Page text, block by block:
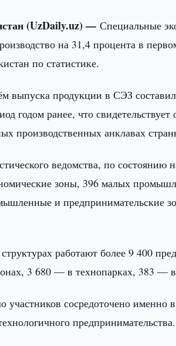
(UzDaily.uz) —Специальные
на 31,4 процента в
по статистике.
выпуска продукции в СЭЗ
годом ранее, что
производственных анклавах
ведомства, по состоянию
зоны, 396 малых
и предпринимательские
работают более 9 400
3 680 — в технопарках, 383 —
участников сосредоточено именно
предпринимательства.